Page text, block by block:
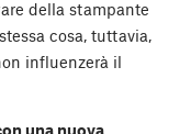
della stampante
cosa, tuttavia,
influenzerà il
una nuova